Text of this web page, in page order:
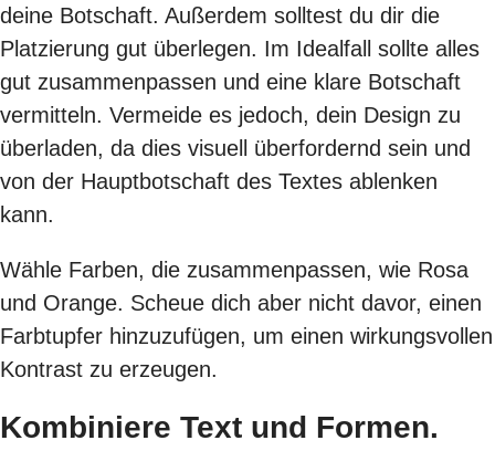
deine Botschaft. Außerdem solltest du dir die
Platzierung gut überlegen. Im Idealfall sollte alles
gut zusammenpassen und eine klare Botschaft
vermitteln. Vermeide es jedoch, dein Design zu
überladen, da dies visuell überfordernd sein und
von der Hauptbotschaft des Textes ablenken
kann.
Wähle Farben, die zusammenpassen, wie Rosa
und Orange. Scheue dich aber nicht davor, einen
Farbtupfer hinzuzufügen, um einen wirkungsvollen
Kontrast zu erzeugen.
Kombiniere Text und Formen.